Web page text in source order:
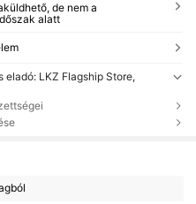
de nem a
alatt
eladó: LKZ Flagship Store,